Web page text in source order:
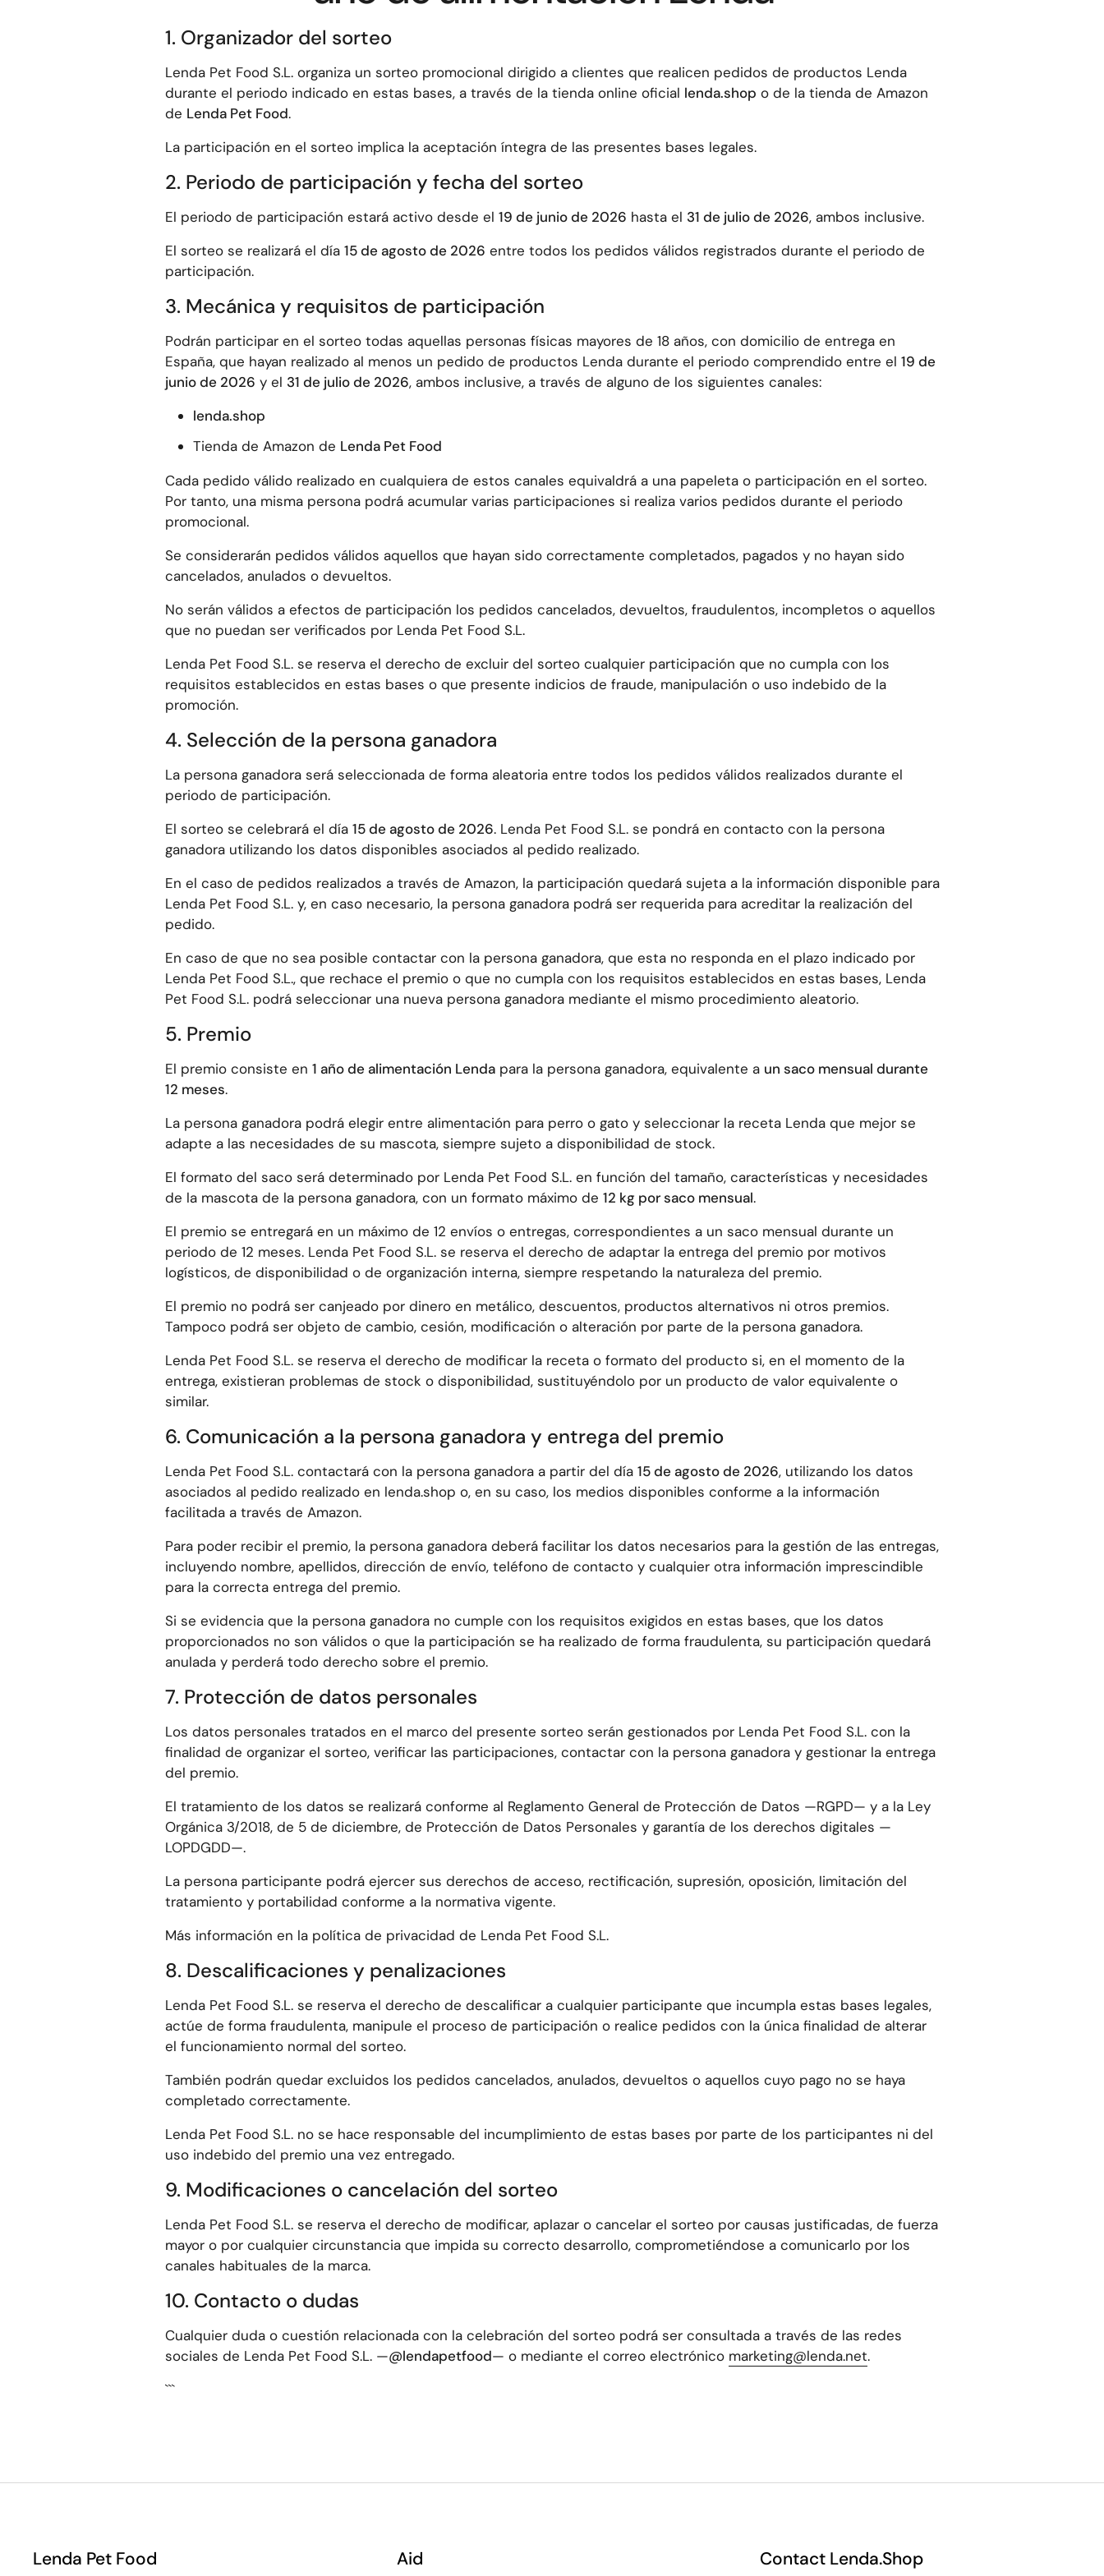
1. Organizador del sorteo
Lenda Pet Food S.L. organiza un sorteo promocional dirigido a clientes que realicen pedidos de productos Lenda
durante el periodo indicado en estas bases, a través de la tienda online oficial lenda.shop o de la tienda de Amazon
de Lenda Pet Food.
La participación en el sorteo implica la aceptación íntegra de las presentes bases legales.
2. Periodo de participación y fecha del sorteo
El periodo de participación estará activo desde el 19 de junio de 2026 hasta el 31 de julio de 2026, ambos inclusive.
El sorteo se realizará el día 15 de agosto de 2026 entre todos los pedidos válidos registrados durante el periodo de
participación.
3. Mecánica y requisitos de participación
Podrán participar en el sorteo todas aquellas personas físicas mayores de 18 años, con domicilio de entrega en
España, que hayan realizado al menos un pedido de productos Lenda durante el periodo comprendido entre el 19 de
junio de 2026 y el 31 de julio de 2026, ambos inclusive, a través de alguno de los siguientes canales:
lenda.shop
Tienda de Amazon de Lenda Pet Food
Cada pedido válido realizado en cualquiera de estos canales equivaldrá a una papeleta o participación en el sorteo.
Por tanto, una misma persona podrá acumular varias participaciones si realiza varios pedidos durante el periodo
promocional.
Se considerarán pedidos válidos aquellos que hayan sido correctamente completados, pagados y no hayan sido
cancelados, anulados o devueltos.
No serán válidos a efectos de participación los pedidos cancelados, devueltos, fraudulentos, incompletos o aquellos
que no puedan ser verificados por Lenda Pet Food S.L.
Lenda Pet Food S.L. se reserva el derecho de excluir del sorteo cualquier participación que no cumpla con los
requisitos establecidos en estas bases o que presente indicios de fraude, manipulación o uso indebido de la
promoción.
4. Selección de la persona ganadora
La persona ganadora será seleccionada de forma aleatoria entre todos los pedidos válidos realizados durante el
periodo de participación.
El sorteo se celebrará el día 15 de agosto de 2026. Lenda Pet Food S.L. se pondrá en contacto con la persona
ganadora utilizando los datos disponibles asociados al pedido realizado.
En el caso de pedidos realizados a través de Amazon, la participación quedará sujeta a la información disponible para
Lenda Pet Food S.L. y, en caso necesario, la persona ganadora podrá ser requerida para acreditar la realización del
pedido.
En caso de que no sea posible contactar con la persona ganadora, que esta no responda en el plazo indicado por
Lenda Pet Food S.L., que rechace el premio o que no cumpla con los requisitos establecidos en estas bases, Lenda
Pet Food S.L. podrá seleccionar una nueva persona ganadora mediante el mismo procedimiento aleatorio.
5. Premio
El premio consiste en 1 año de alimentación Lendapara la persona ganadora, equivalente a un saco mensual durante
12 meses.
La persona ganadora podrá elegir entre alimentación para perro o gato y seleccionar la receta Lenda que mejor se
adapte a las necesidades de su mascota, siempre sujeto a disponibilidad de stock.
El formato del saco será determinado por Lenda Pet Food S.L. en función del tamaño, características y necesidades
de la mascota de la persona ganadora, con un formato máximo de 12 kg por saco mensual.
El premio se entregará en un máximo de 12 envíos o entregas, correspondientes a un saco mensual durante un
periodo de 12 meses. Lenda Pet Food S.L. se reserva el derecho de adaptar la entrega del premio por motivos
logísticos, de disponibilidad o de organización interna, siempre respetando la naturaleza del premio.
El premio no podrá ser canjeado por dinero en metálico, descuentos, productos alternativos ni otros premios.
Tampoco podrá ser objeto de cambio, cesión, modificación o alteración por parte de la persona ganadora.
Lenda Pet Food S.L. se reserva el derecho de modificar la receta o formato del producto si, en el momento de la
entrega, existieran problemas de stock o disponibilidad, sustituyéndolo por un producto de valor equivalente o
similar.
6. Comunicación a la persona ganadora y entrega del premio
Lenda Pet Food S.L. contactará con la persona ganadora a partir del día 15 de agosto de 2026, utilizando los datos
asociados al pedido realizado en lenda.shop o, en su caso, los medios disponibles conforme a la información
facilitada a través de Amazon.
Para poder recibir el premio, la persona ganadora deberá facilitar los datos necesarios para la gestión de las entregas,
incluyendo nombre, apellidos, dirección de envío, teléfono de contacto y cualquier otra información imprescindible
para la correcta entrega del premio.
Si se evidencia que la persona ganadora no cumple con los requisitos exigidos en estas bases, que los datos
proporcionados no son válidos o que la participación se ha realizado de forma fraudulenta, su participación quedará
anulada y perderá todo derecho sobre el premio.
7. Protección de datos personales
Los datos personales tratados en el marco del presente sorteo serán gestionados por Lenda Pet Food S.L. con la
finalidad de organizar el sorteo, verificar las participaciones, contactar con la persona ganadora y gestionar la entrega
del premio.
El tratamiento de los datos se realizará conforme al Reglamento General de Protección de Datos —RGPD— y a la Ley
Orgánica 3/2018, de 5 de diciembre, de Protección de Datos Personales y garantía de los derechos digitales —
LOPDGDD—.
La persona participante podrá ejercer sus derechos de acceso, rectificación, supresión, oposición, limitación del
tratamiento y portabilidad conforme a la normativa vigente.
Más información en la política de privacidad de Lenda Pet Food S.L.
8. Descalificaciones y penalizaciones
Lenda Pet Food S.L. se reserva el derecho de descalificar a cualquier participante que incumpla estas bases legales,
actúe de forma fraudulenta, manipule el proceso de participación o realice pedidos con la única finalidad de alterar
el funcionamiento normal del sorteo.
También podrán quedar excluidos los pedidos cancelados, anulados, devueltos o aquellos cuyo pago no se haya
completado correctamente.
Lenda Pet Food S.L. no se hace responsable del incumplimiento de estas bases por parte de los participantes ni del
uso indebido del premio una vez entregado.
9. Modificaciones o cancelación del sorteo
Lenda Pet Food S.L. se reserva el derecho de modificar, aplazar o cancelar el sorteo por causas justificadas, de fuerza
mayor o por cualquier circunstancia que impida su correcto desarrollo, comprometiéndose a comunicarlo por los
canales habituales de la marca.
10. Contacto o dudas
Cualquier duda o cuestión relacionada con la celebración del sorteo podrá ser consultada a través de las redes
sociales de Lenda Pet Food S.L. —@lendapetfood— o mediante el correo electrónico marketing@lenda.net.
```
Lenda Pet Food Aid Contact Lenda.Shop